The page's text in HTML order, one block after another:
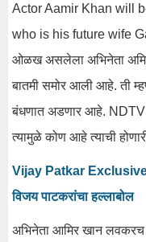
Actor Aamir Khan will
who is his future wife
ओळख असलेला अभिनेता अमिर
बातमी समोर आली आहे. ती
बंधणात अडणार आहे. NDTV
त्यामुळे कोण आहे त्याची
Vijay Patkar Exclusive :
विजय पाटकरांचा हल्लाबोल
अभिनेता आमिर खान लवकरच